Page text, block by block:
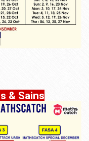
& Sains